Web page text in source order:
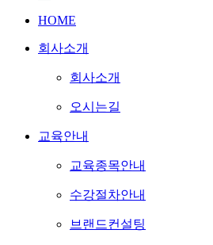
HOME
회사소개
회사소개
오시는길
교육안내
교육종목안내
수강절차안내
브랜드컨설팅